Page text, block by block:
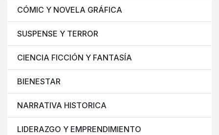
CÓMIC Y NOVELA GRÁFICA
SUSPENSE Y TERROR
CIENCIA FICCIÓN Y FANTASÍA
BIENESTAR
NARRATIVA HISTORICA
LIDERAZGO Y EMPRENDIMIENTO